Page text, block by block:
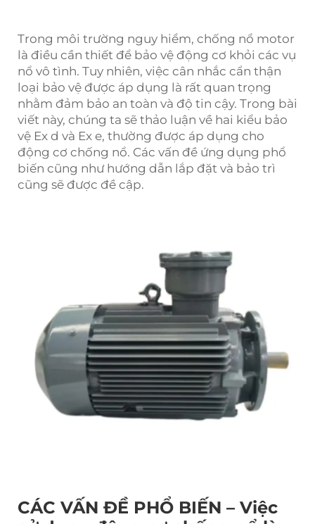
Trong môi trường nguy hiểm, chống nổ motor
là điều cần thiết để bảo vệ động cơ khỏi các vụ
nổ vô tình. Tuy nhiên, việc cân nhắc cẩn thận
loại bảo vệ được áp dụng là rất quan trọng
nhằm đảm bảo an toàn và độ tin cậy. Trong bài
viết này, chúng ta sẽ thảo luận về hai kiểu bảo
vệ Ex d và Ex e, thường được áp dụng cho
động cơ chống nổ. Các vấn đề ứng dụng phổ
biến cũng như hướng dẫn lắp đặt và bảo trì
cũng sẽ được đề cập.
CÁC VẤN ĐỀ PHỔ BIẾN – Việc